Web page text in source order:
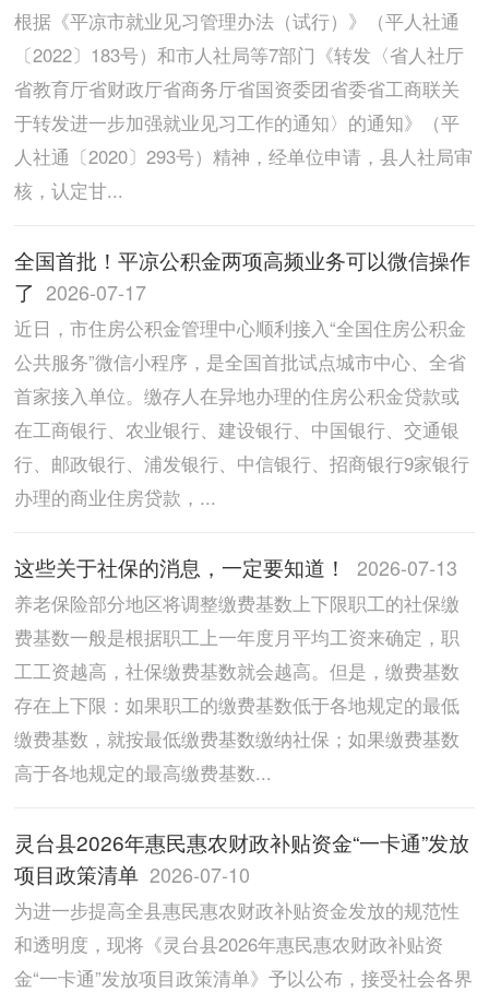
根据《平凉市就业见习管理办法（试行）》（平人社通
〔2022〕183号）和市人社局等7部门《转发〈省人社厅
省教育厅省财政厅省商务厅省国资委团省委省工商联关
于转发进一步加强就业见习工作的通知〉的通知》（平
人社通〔2020〕293号）精神，经单位申请，县人社局审
核，认定甘...
全国首批！平凉公积金两项高频业务可以微信操作
了 2026-07-17
近日，市住房公积金管理中心顺利接入“全国住房公积金
公共服务”微信小程序，是全国首批试点城市中心、全省
首家接入单位。缴存人在异地办理的住房公积金贷款或
在工商银行、农业银行、建设银行、中国银行、交通银
行、邮政银行、浦发银行、中信银行、招商银行9家银行
办理的商业住房贷款，...
这些关于社保的消息，一定要知道！ 2026-07-13
养老保险部分地区将调整缴费基数上下限职工的社保缴
费基数一般是根据职工上一年度月平均工资来确定，职
工工资越高，社保缴费基数就会越高。但是，缴费基数
存在上下限：如果职工的缴费基数低于各地规定的最低
缴费基数，就按最低缴费基数缴纳社保；如果缴费基数
高于各地规定的最高缴费基数...
灵台县2026年惠民惠农财政补贴资金“一卡通”发放
项目政策清单 2026-07-10
为进一步提高全县惠民惠农财政补贴资金发放的规范性
和透明度，现将《灵台县2026年惠民惠农财政补贴资
金“一卡通”发放项目政策清单》予以公布，接受社会各界